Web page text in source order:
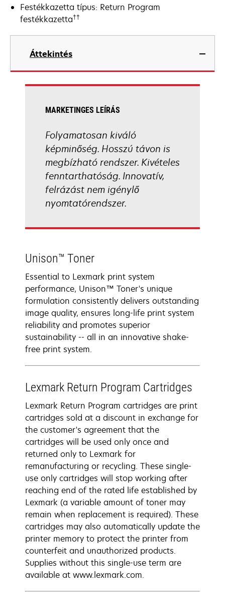
Festékkazetta típus: Return Program
festékkazetta††
Áttekintés
MARKETINGES LEÍRÁS
Folyamatosan kiváló
képminőség. Hosszú távon is
megbízható rendszer. Kivételes
fenntarthatóság. Innovatív,
felrázást nem igénylő
nyomtatórendszer.
Unison™ Toner
Essential to Lexmark print system
performance, Unison™ Toner's unique
formulation consistently delivers outstanding
image quality, ensures long-life print system
reliability and promotes superior
sustainability -- all in an innovative shake-
free print system.
Lexmark Return Program Cartridges
Lexmark Return Program cartridges are print
cartridges sold at a discount in exchange for
the customer's agreement that the
cartridges will be used only once and
returned only to Lexmark for
remanufacturing or recycling. These single-
use only cartridges will stop working after
reaching end of the rated life established by
Lexmark (a variable amount of toner may
remain when replacement is required). These
cartridges may also automatically update the
printer memory to protect the printer from
counterfeit and unauthorized products.
Supplies without this single-use term are
available at www.lexmark.com.